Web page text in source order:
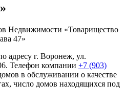
Недвижимости «Товарищество
47»
адресу г. Воронеж, ул.
Телефон компании +7 (903)
в обслуживании о качестве
число домов находящихся под